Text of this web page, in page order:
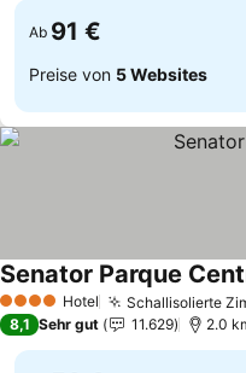
Ab 91 €
Preise von 5 Websites
4 Sterne Hotel Schallisolierte
Senator Parque
8,1 Sehr gut 11.629 2.0